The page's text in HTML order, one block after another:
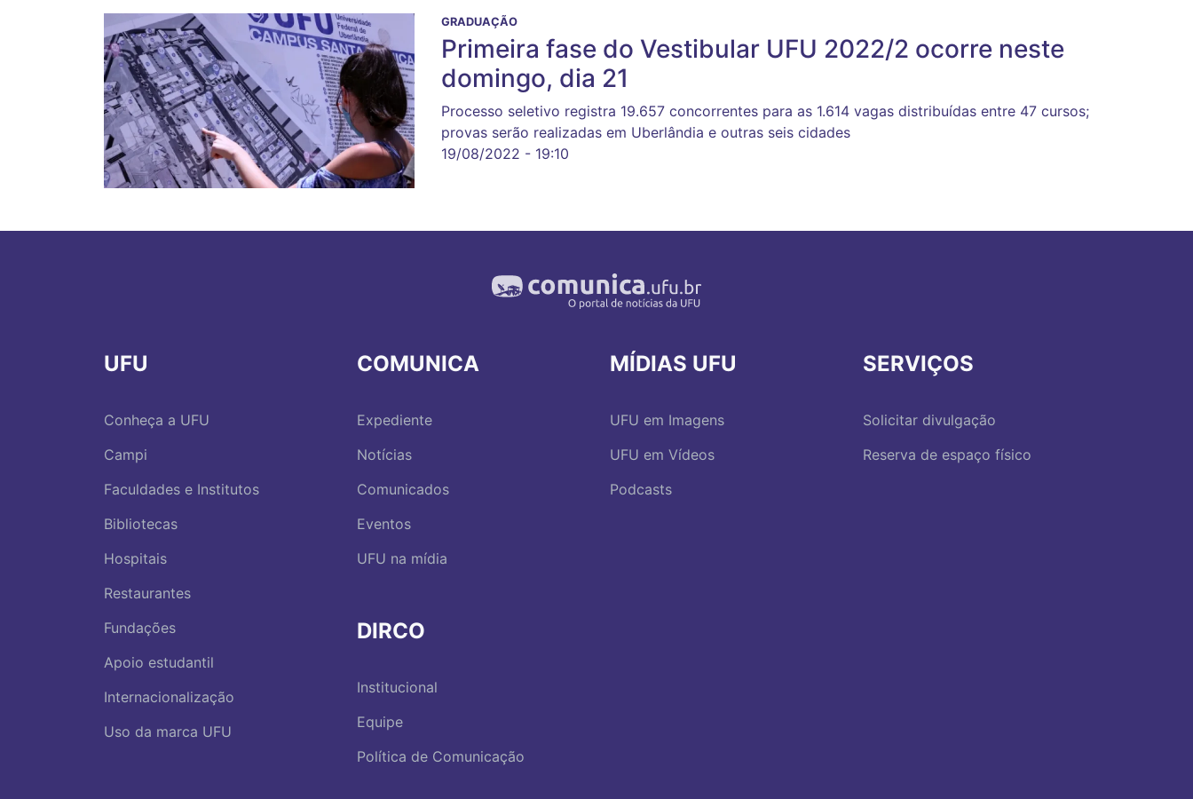
GRADUAÇÃO
Primeira fase do Vestibular UFU 2022/2 ocorre neste
domingo, dia 21
Processo seletivo registra 19.657 concorrentes para as 1.614 vagas distribuídas entre 47 cursos;
provas serão realizadas em Uberlândia e outras seis cidades
19/08/2022 - 19:10
UFU
Conheça a UFU
Campi
Faculdades e Institutos
Bibliotecas
Hospitais
Restaurantes
Fundações
Apoio estudantil
Internacionalização
Uso da marca UFU
COMUNICA
Expediente
Notícias
Comunicados
Eventos
UFU na mídia
DIRCO
Institucional
Equipe
Política de Comunicação
MÍDIAS UFU
UFU em Imagens
UFU em Vídeos
Podcasts
SERVIÇOS
Solicitar divulgação
Reserva de espaço físico